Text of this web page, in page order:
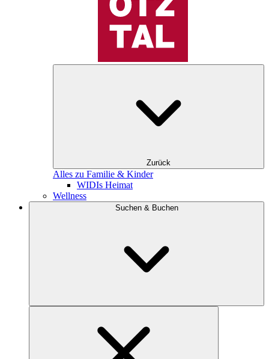
Zurück
Alles zu Familie & Kinder
WIDIs Heimat
Wellness
Suchen & Buchen